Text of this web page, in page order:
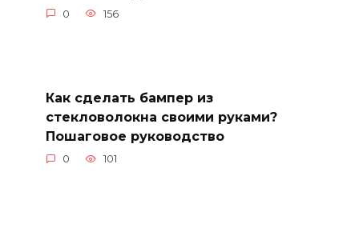
0 156
Как сделать бампер из
стекловолокна своими руками?
Пошаговое руководство
0 101